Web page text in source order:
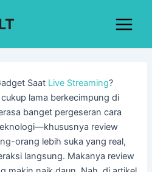
Menu
Saat Live Streaming?
lama berkecimpung di
banget pergeseran cara
review
orang lebih suka yang real,
langsung. Makanya review